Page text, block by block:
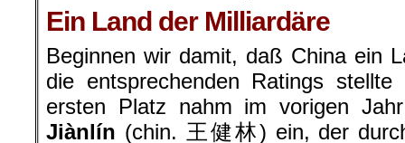
Ein Land der Milliardäre
Beginnen wir damit, daß China ein
die entsprechenden Ratings
ersten Platz nahm im vorigen
Jiànlín (chin. 王健林) ein, der